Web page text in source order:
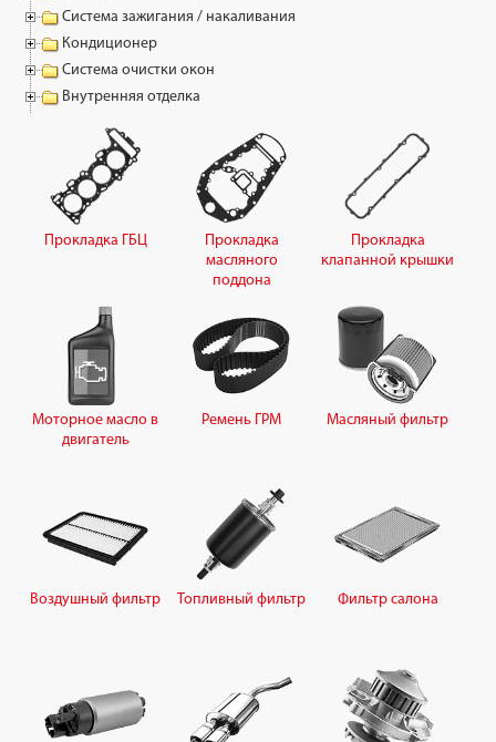
Система зажигания / накаливания
Кондиционер
Система очистки окон
Внутренняя отделка
Прокладка ГБЦ
Прокладка
масляного
поддона
Прокладка
клапанной крышки
Моторное масло в
двигатель
Ремень ГРМ Масляный фильтр
Воздушный фильтр Топливный фильтр Фильтр салона